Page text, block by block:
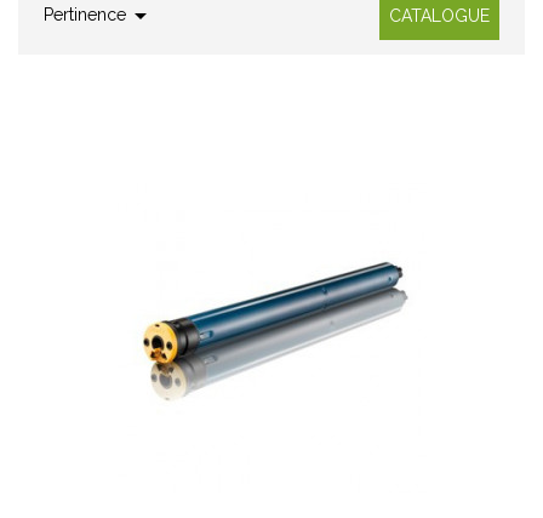
Pertinence  CATALOGUE